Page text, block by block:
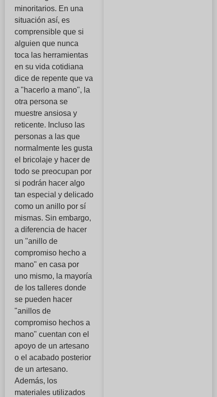
minoritarios. En una
situación así, es
comprensible que si
alguien que nunca
toca las herramientas
en su vida cotidiana
dice de repente que va
a "hacerlo a mano", la
otra persona se
muestre ansiosa y
reticente. Incluso las
personas a las que
normalmente les gusta
el bricolaje y hacer de
todo se preocupan por
si podrán hacer algo
tan especial y delicado
como un anillo por sí
mismas. Sin embargo,
a diferencia de hacer
un "anillo de
compromiso hecho a
mano" en casa por
uno mismo, la mayoría
de los talleres donde
se pueden hacer
"anillos de
compromiso hechos a
mano" cuentan con el
apoyo de un artesano
o el acabado posterior
de un artesano.
Además, los
materiales utilizados